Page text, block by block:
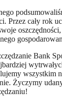
Przez cały rok
Bank
wszystkim
Życzymy